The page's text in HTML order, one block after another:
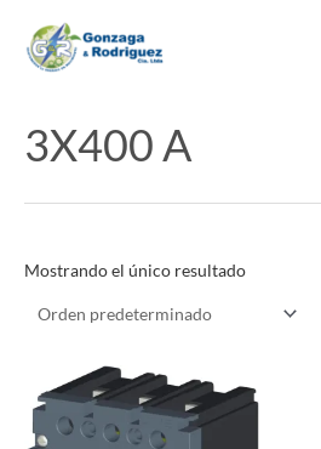
contenido
3X400 A
Mostrando el único resultado
Este
producto